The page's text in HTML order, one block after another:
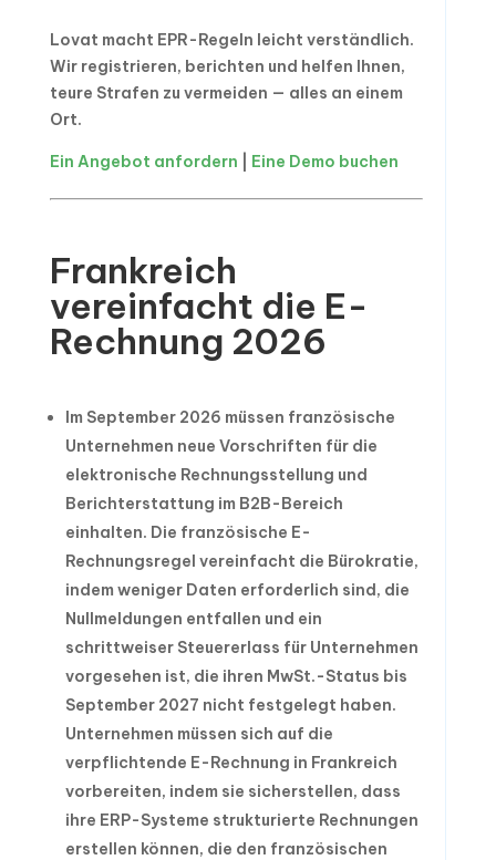
Lovat macht EPR-Regeln leicht verständlich.
Wir registrieren, berichten und helfen Ihnen,
teure Strafen zu vermeiden — alles an einem
Ort.
Ein Angebot anfordern Eine Demo buchen
Frankreich
vereinfacht die E-
Rechnung 2026
Im September 2026 müssen französische
Unternehmen neue Vorschriften für die
elektronische Rechnungsstellung und
Berichterstattung im B2B-Bereich
einhalten. Die französische E-
Rechnungsregel vereinfacht die Bürokratie,
indem weniger Daten erforderlich sind, die
Nullmeldungen entfallen und ein
schrittweiser Steuererlass für Unternehmen
vorgesehen ist, die ihren MwSt.-Status bis
September 2027 nicht festgelegt haben.
Unternehmen müssen sich auf die
verpflichtende E-Rechnung in Frankreich
vorbereiten, indem sie sicherstellen, dass
ihre ERP-Systeme strukturierte Rechnungen
erstellen können, die den französischen